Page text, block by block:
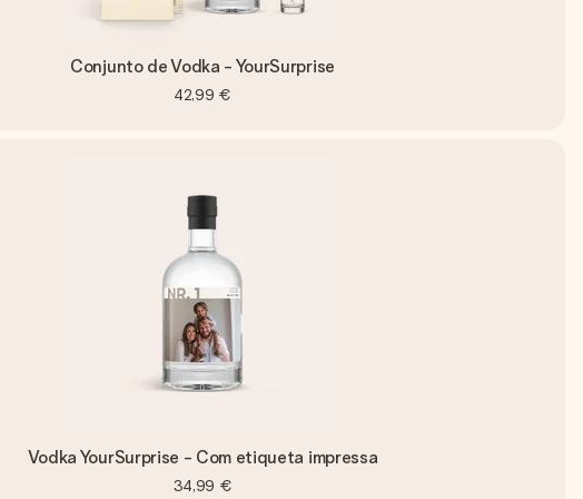
Conjunto de Vodka - YourSurprise
42,99 €
Vodka YourSurprise - Com etiqueta impressa
34,99 €